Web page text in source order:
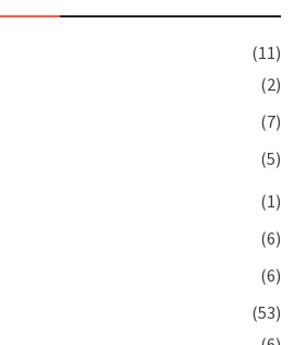
(11)
(2)
(7)
(5)
(1)
(6)
(6)
(53)